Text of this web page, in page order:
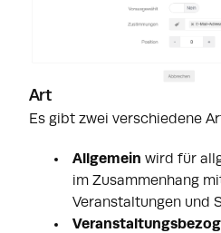
Art
Es gibt zwei verschiedene
Allgemein wird für
im Zusammenhang
Veranstaltungen und